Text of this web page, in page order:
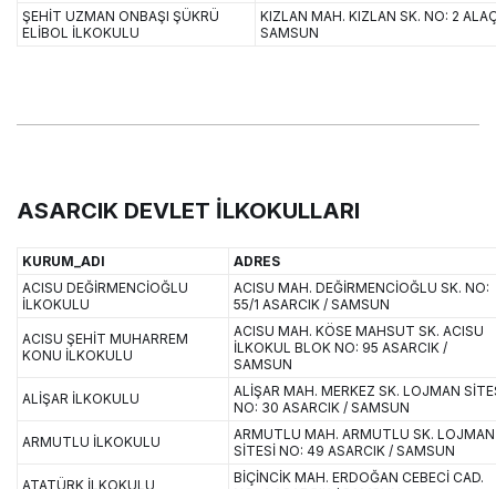
ŞEHİT UZMAN ONBAŞI ŞÜKRÜ
ELİBOL İLKOKULU
KIZLAN MAH. KIZLAN SK. NO: 2
SAMSUN
ASARCIK DEVLET İLKOKULLARI
KURUM_ADI
ADRES
ACISU DEĞİRMENCİOĞLU
İLKOKULU
ACISU MAH. DEĞİRMENCİOĞLU SK. NO:
55/1 ASARCIK / SAMSUN
ACISU ŞEHİT MUHARREM
KONU İLKOKULU
ACISU MAH. KÖSE MAHSUT SK. ACISU
İLKOKUL BLOK NO: 95 ASARCIK /
SAMSUN
ALİŞAR İLKOKULU
ALİŞAR MAH. MERKEZ SK. LOJMAN
NO: 30 ASARCIK / SAMSUN
ARMUTLU İLKOKULU
ARMUTLU MAH. ARMUTLU SK. LOJMAN
SİTESİ NO: 49 ASARCIK / SAMSUN
ATATÜRK İLKOKULU
BİÇİNCİK MAH. ERDOĞAN CEBECİ CAD.